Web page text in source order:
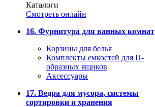
Каталоги
Смотреть онлайн
16. Фурнитура для ванных комнат
Корзины для белья
Комплекты емкостей для П-
образных ящиков
Аксессуары
17. Ведра для мусора, системы
сортировки и хранения